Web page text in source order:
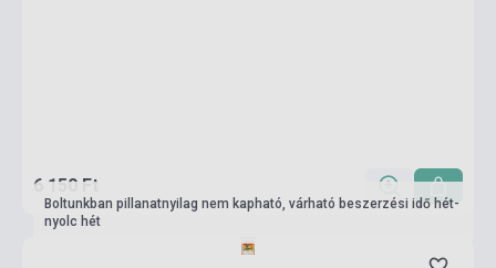
6 150 Ft
Boltunkban pillanatnyilag nem kapható, várható beszerzési idő hét-
nyolc hét